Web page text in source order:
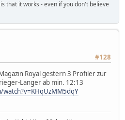
that it works - even if you don't believe
#128
Royal gestern 3 Profiler zur
Langer ab min. 12:13